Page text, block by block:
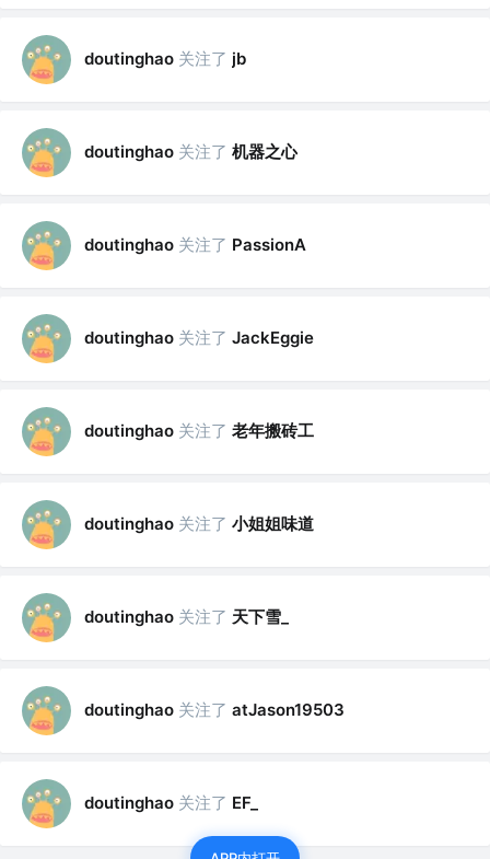
doutinghao 关注了 jb
doutinghao 关注了 机器之心
doutinghao 关注了 PassionA
doutinghao 关注了 JackEggie
doutinghao 关注了 老年搬砖工
doutinghao 关注了 小姐姐味道
doutinghao 关注了 天下雪_
doutinghao 关注了 atJason19503
doutinghao 关注了 EF_